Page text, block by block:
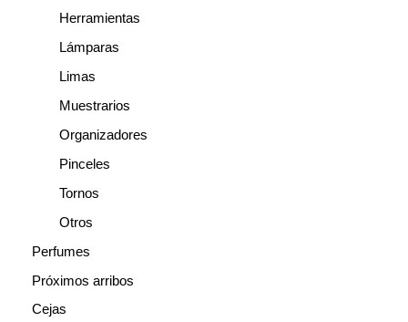
Herramientas
Lámparas
Limas
Muestrarios
Organizadores
Pinceles
Tornos
Otros
Perfumes
Próximos arribos
Cejas